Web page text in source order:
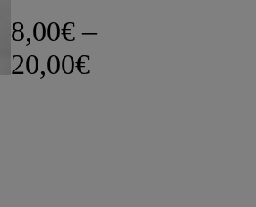
8,00€ –
20,00€Price range: